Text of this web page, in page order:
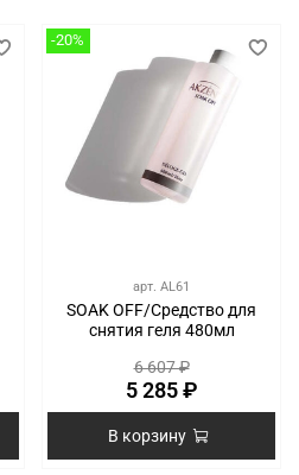
-20%
арт. AL61
SOAK OFF/Средство для
снятия геля 480мл
6 607 ₽
5 285 ₽
В корзину